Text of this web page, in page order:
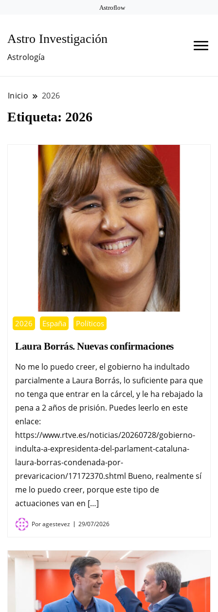
Astroflow
Astro Investigación
Astrología
Inicio 2026
Etiqueta: 2026
2026 España Políticos
Laura Borrás. Nuevas confirmaciones
No me lo puedo creer, el gobierno ha indultado
parcialmente a Laura Borrás, lo suficiente para que
no tenga que entrar en la cárcel, y le ha rebajado la
pena a 2 años de prisión. Puedes leerlo en este
enlace:
https://www.rtve.es/noticias/20260728/gobierno-
indulta-a-expresidenta-del-parlament-cataluna-
laura-borras-condenada-por-
prevaricacion/17172370.shtml Bueno, realmente sí
me lo puedo creer, porque este tipo de
actuaciones van en […]
Poragestevez 29/07/2026